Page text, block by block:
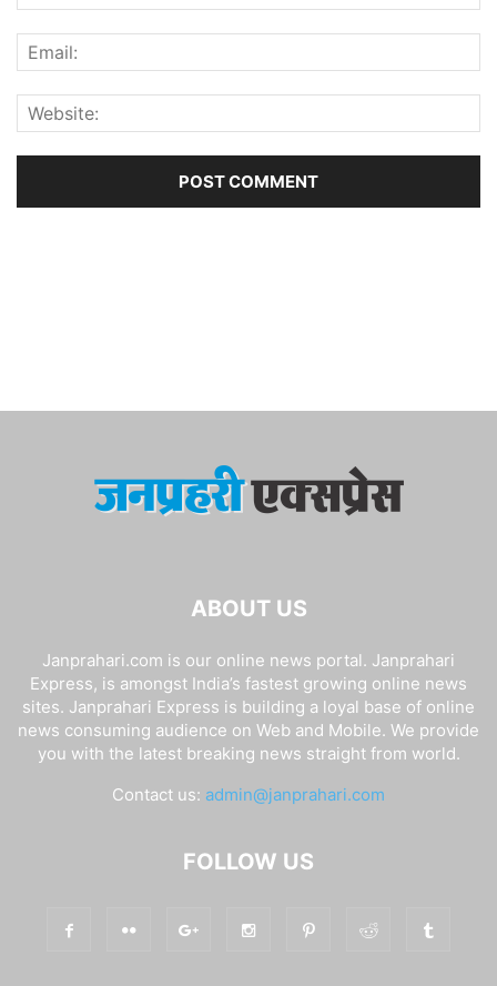
ABOUT US
Janprahari.com is our online news portal. Janprahari
Express, is amongst India’s fastest growing online news
sites. Janprahari Express is building a loyal base of online
news consuming audience on Web and Mobile. We provide
you with the latest breaking news straight from world.
Contact us: admin@janprahari.com
FOLLOW US